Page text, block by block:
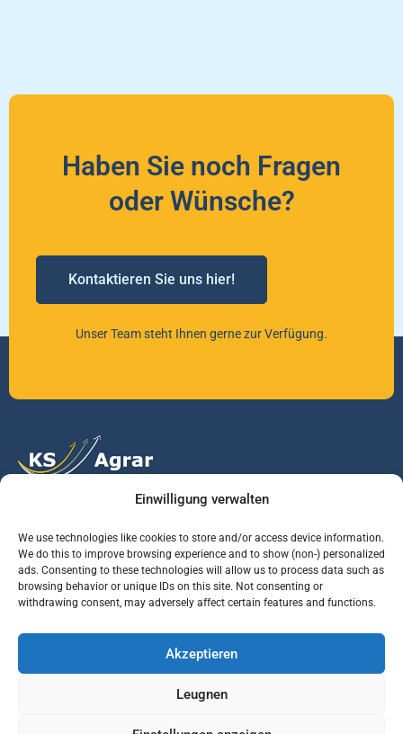
Einwilligung verwalten
We use technologies like cookies to store and/or access device information.
We do this to improve browsing experience and to show (non-) personalized
ads. Consenting to these technologies will allow us to process data such as
browsing behavior or unique IDs on this site. Not consenting or
withdrawing consent, may adversely affect certain features and functions.
Akzeptieren
Leugnen
Haben Sie noch Fragen
oder Wünsche?
Kontaktieren Sie uns hier!
Unser Team steht Ihnen gerne zur Verfügung.
Vertrauen Sie auf unsere Expertise im Agrarmarkt.
Services Jobs
Business Development
Manager (m/w/d)
Informationen